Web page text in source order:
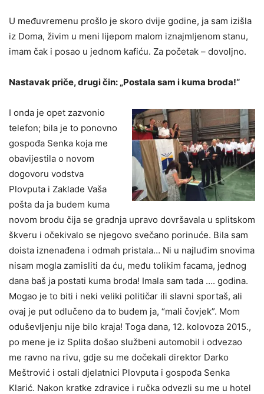
U međuvremenu prošlo je skoro dvije godine, ja sam izišla
iz Doma, živim u meni lijepom malom iznajmljenom stanu,
imam čak i posao u jednom kafiću. Za početak – dovoljno.
Nastavak priče, drugi čin: „Postala sam i kuma broda!“
I onda je opet zazvonio
telefon; bila je to ponovno
gospođa Senka koja me
obavijestila o novom
dogovoru vodstva
Plovputa i Zaklade Vaša
pošta da ja budem kuma
novom brodu čija se gradnja upravo dovršavala u splitskom
škveru i očekivalo se njegovo svečano porinuće. Bila sam
doista iznenađena i odmah pristala… Ni u najluđim snovima
nisam mogla zamisliti da ću, među tolikim facama, jednog
dana baš ja postati kuma broda! Imala sam tada …. godina.
Mogao je to biti i neki veliki političar ili slavni sportaš, ali
ovaj je put odlučeno da to budem ja, “mali čovjek”. Mom
oduševljenju nije bilo kraja! Toga dana, 12. kolovoza 2015.,
po mene je iz Splita došao službeni automobil i odvezao
me ravno na rivu, gdje su me dočekali direktor Darko
Meštrović i ostali djelatnici Plovputa i gospođa Senka
Klarić. Nakon kratke zdravice i ručka odvezli su me u hotel